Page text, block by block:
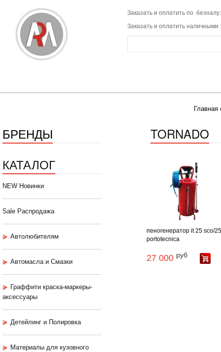
Заказать и оплатить по
Заказать и оплатить наличными
Главная
БРЕНДЫ
КАТАЛОГ
NEW Новинки
Sale Распродажа
Автолюбителям
Автомасла и Смазки
Граффити краска-маркеры-
аксессуары
Детейлинг и Полировка
Материалы для кузовного
TORNADO
пеногенератор it 25 sco/
portotecnica
27 000 руб